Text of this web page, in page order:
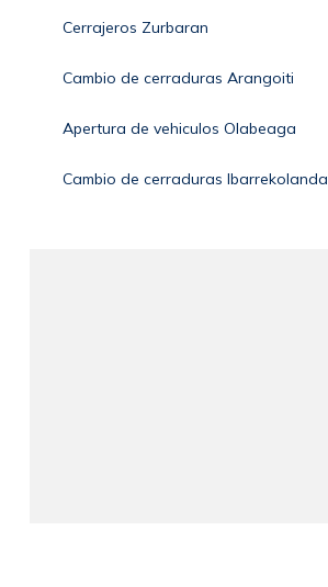
Cerrajeros Zurbaran
Cambio de cerraduras Arangoiti
Apertura de vehiculos Olabeaga
Cambio de cerraduras Ibarrekolanda